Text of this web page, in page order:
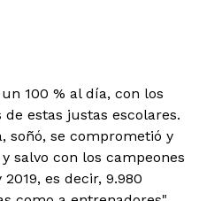
100 % al día, con los
estas justas escolares.
soñó, se comprometió y
salvo con los campeones
es decir, 9.980